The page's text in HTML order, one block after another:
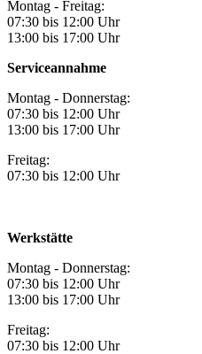
Montag - Freitag:
07:30 bis 12:00 Uhr
13:00 bis 17:00 Uhr
Serviceannahme
Montag - Donnerstag:
07:30 bis 12:00 Uhr
13:00 bis 17:00 Uhr
Freitag:
07:30 bis 12:00 Uhr
Werkstätte
Montag - Donnerstag:
07:30 bis 12:00 Uhr
13:00 bis 17:00 Uhr
Freitag:
07:30 bis 12:00 Uhr